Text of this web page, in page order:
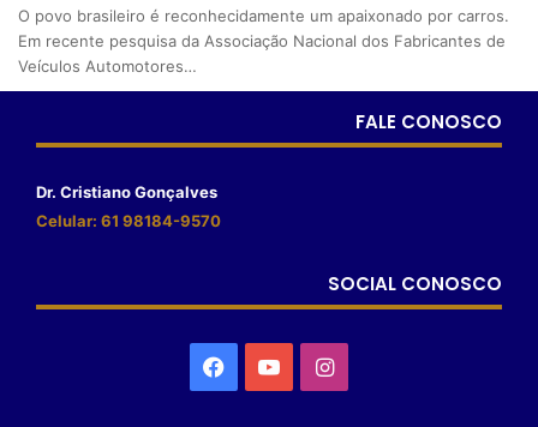
O povo brasileiro é reconhecidamente um apaixonado por carros.
Em recente pesquisa da Associação Nacional dos Fabricantes de
Veículos Automotores…
FALE CONOSCO
Dr. Cristiano Gonçalves
Celular: 61 98184-9570
SOCIAL CONOSCO